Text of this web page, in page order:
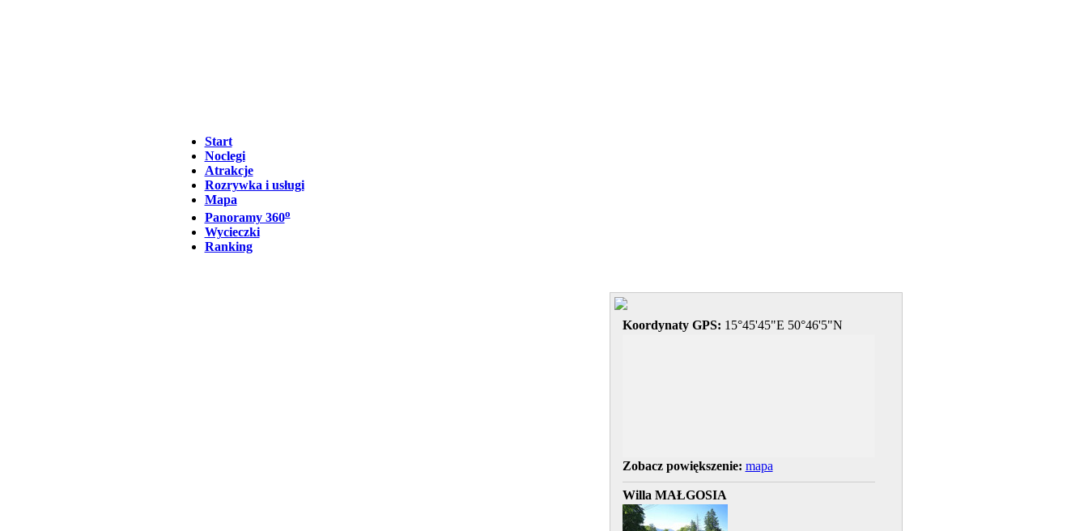
Start
Noclegi
Atrakcje
Rozrywka i usługi
Mapa
Panoramy 360o
Wycieczki
Ranking
Koordynaty GPS: 15°45'45"E 50°46'5"N
Zobacz powiększenie: mapa
Willa MAŁGOSIA